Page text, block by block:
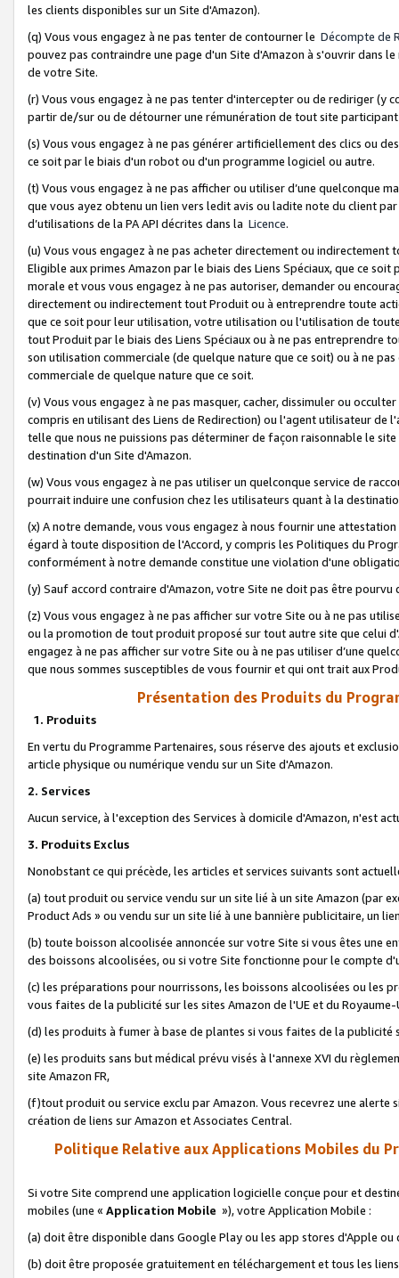
les clients disponibles sur un Site d'Amazon).
(q) Vous vous engagez à ne pas tenter de contourner le Décompte de
pouvez pas contraindre une page d'un Site d'Amazon à s'ouvrir dans
de votre Site.
(r) Vous vous engagez à ne pas tenter d'intercepter ou de rediriger
partir de/sur ou de détourner une rémunération de tout site
(s) Vous vous engagez à ne pas générer artificiellement des clics ou
ce soit par le biais d'un robot ou d'un programme logiciel ou autre.
(t) Vous vous engagez à ne pas afficher ou utiliser d’une quelconque
que vous ayez obtenu un lien vers ledit avis ou ladite note du client
d’utilisations de la PA API décrites dans la Licence.
(u) Vous vous engagez à ne pas acheter directement ou
Eligible aux primes Amazon par le biais des Liens Spéciaux, que ce
morale et vous vous engagez à ne pas autoriser, demander ou
directement ou indirectement tout Produit ou à entreprendre toute
que ce soit pour leur utilisation, votre utilisation ou l'utilisation de
tout Produit par le biais des Liens Spéciaux ou à ne pas entreprendre
son utilisation commerciale (de quelque nature que ce soit) ou à ne
commerciale de quelque nature que ce soit.
(v) Vous vous engagez à ne pas masquer, cacher, dissimuler ou
compris en utilisant des Liens de Redirection) ou l'agent utilisateur
telle que nous ne puissions pas déterminer de façon raisonnable le
destination d'un Site d'Amazon.
(w) Vous vous engagez à ne pas utiliser un quelconque service de
pourrait induire une confusion chez les utilisateurs quant à la
(x) A notre demande, vous vous engagez à nous fournir une
égard à toute disposition de l'Accord, y compris les Politiques du
conformément à notre demande constitue une violation d'une
(y) Sauf accord contraire d'Amazon, votre Site ne doit pas être
(z) Vous vous engagez à ne pas afficher sur votre Site ou à ne pas
ou la promotion de tout produit proposé sur tout autre site que celui
engagez à ne pas afficher sur votre Site ou à ne pas utiliser d’une
que nous sommes susceptibles de vous fournir et qui ont trait aux
Présentation des Produits du
1. Produits
En vertu du Programme Partenaires, sous réserve des ajouts et
article physique ou numérique vendu sur un Site d'Amazon.
2. Services
Aucun service, à l'exception des Services à domicile d'Amazon, n'est
3. Produits Exclus
Nonobstant ce qui précède, les articles et services suivants sont
(a) tout produit ou service vendu sur un site lié à un site Amazon (par
Product Ads » ou vendu sur un site lié à une bannière publicitaire, un
(b) toute boisson alcoolisée annoncée sur votre Site si vous êtes une
des boissons alcoolisées, ou si votre Site fonctionne pour le compte
(c) les préparations pour nourrissons, les boissons alcoolisées ou les
vous faites de la publicité sur les sites Amazon de l'UE et du Royaume-
(d) les produits à fumer à base de plantes si vous faites de la publicité
(e) les produits sans but médical prévu visés à l'annexe XVI du
site Amazon FR,
(f)tout produit ou service exclu par Amazon. Vous recevrez une alerte
création de liens sur Amazon et Associates Central.
Politique Relative aux Applications Mobiles du
Si votre Site comprend une application logicielle conçue pour et
mobiles (une « Application Mobile »), votre Application Mobile :
(a) doit être disponible dans Google Play ou les app stores d'Apple ou
(b) doit être proposée gratuitement en téléchargement et tous les